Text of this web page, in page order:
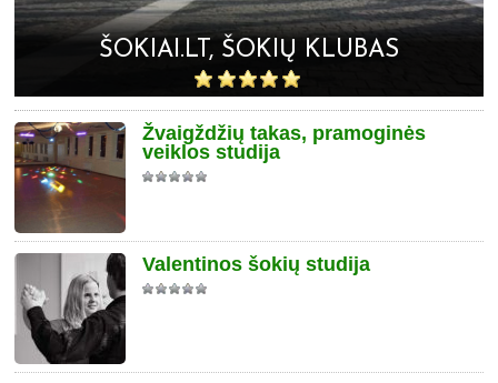
ŠOKIAI.LT, ŠOKIŲ KLUBAS
Žvaigždžių takas, pramoginės
veiklos studija
Valentinos šokių studija